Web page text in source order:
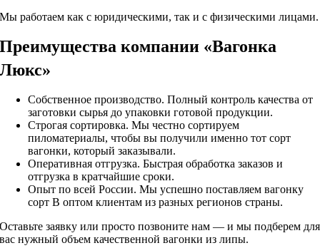
Мы работаем как с юридическими, так и с физическими лицами.
Преимущества компании «Вагонка
Люкс»
Собственное производство. Полный контроль качества от
заготовки сырья до упаковки готовой продукции.
Строгая сортировка. Мы честно сортируем
пиломатериалы, чтобы вы получили именно тот сорт
вагонки, который заказывали.
Оперативная отгрузка. Быстрая обработка заказов и
отгрузка в кратчайшие сроки.
Опыт по всей России. Мы успешно поставляем вагонку
сорт В оптом клиентам из разных регионов страны.
Оставьте заявку или просто позвоните нам — и мы подберем для
вас нужный объем качественной вагонки из липы.